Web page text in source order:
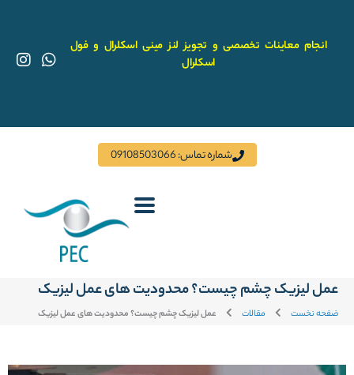
انجام معاینات تخصصی و تجویز لنز مینی اسکلرال و فول
اسکلرال
W
s
I
a
شماره تماس: 09108503066
عمل لیزیک چشم چیست؟ محدودیت های عمل لیزیک
ضفحه نخست مقالات عمل لیزیک چشم چیست؟ محدودیت های عمل لیزیک